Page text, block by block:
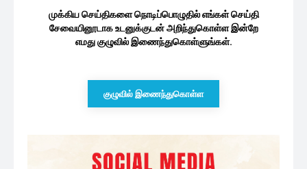
முக்கிய செய்திகளை நொடிப்பொழுதில் எங்கள் செய்தி
சேவையினூடாக உடனுக்குடன் அறிந்துகொள்ள இன்றே
எமது குழுவில் இணைந்துகொள்ளுங்கள்.
குழுவில் இணைந்துகொள்ள